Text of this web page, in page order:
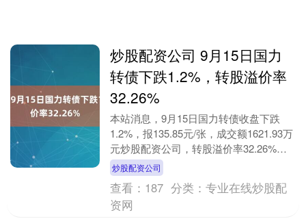
炒股配资公司 9月15日国力
转债下跌1.2%，转股溢价率
32.26%
本站消息，9月15日国力转债收盘下跌
1.2%，报135.85元/张，成交额1621.93万
元炒股配资公司，转股溢价率32.26%。
资料显示，国力转债信用级别为....
炒股配资公司
查看： 187 分类：专业在线炒股配
资网